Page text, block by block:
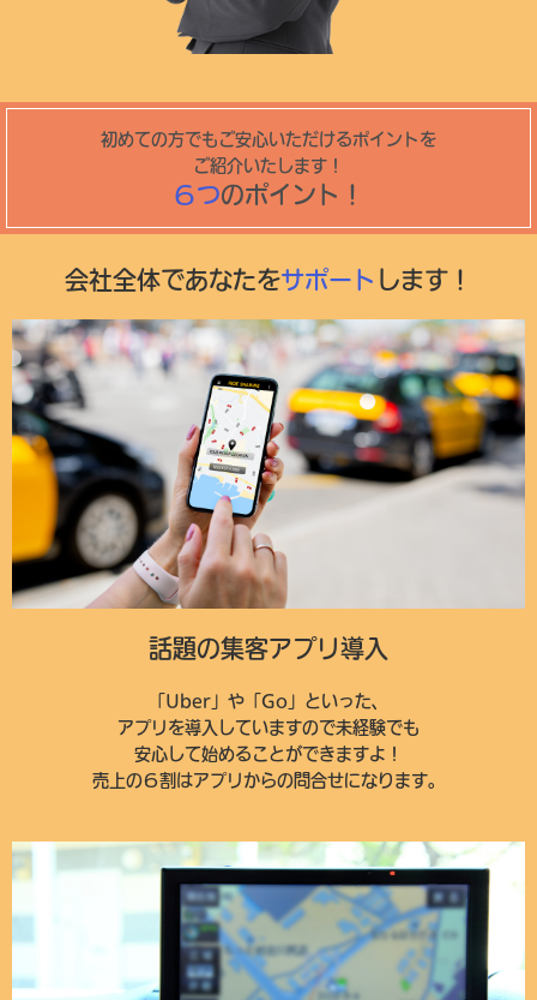
初めての方でもご安心いただけるポイントを
ご紹介いたします！
６つのポイント！
会社全体であなたをサポート します！
話題の集客アプリ導入
「Uber」や「Go」といった、
アプリを導入していますので未経験でも
安心して始めることができますよ！
売上の６割はアプリからの問合せになります。